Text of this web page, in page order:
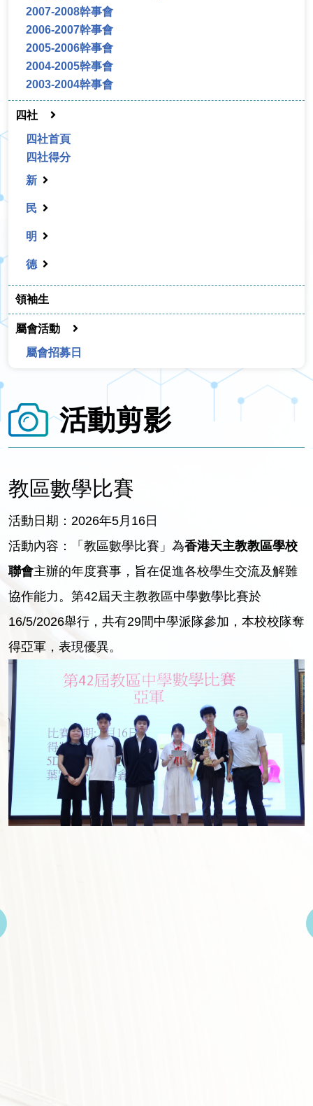
2007-2008幹事會
2006-2007幹事會
2005-2006幹事會
2004-2005幹事會
2003-2004幹事會
四社
四社首頁
四社得分
新
民
明
德
領袖生
屬會活動
屬會招募日
活動剪影
教區數學比賽
活動日期：2026年5月16日
活動內容：「教區數學比賽」為香港天主教教區學校
聯會主辦的年度賽事，旨在促進各校學生交流及解難
協作能力。第42屆天主教教區中學數學比賽於
16/5/2026舉行，共有29間中學派隊參加，本校校隊奪
得亞軍，表現優異。